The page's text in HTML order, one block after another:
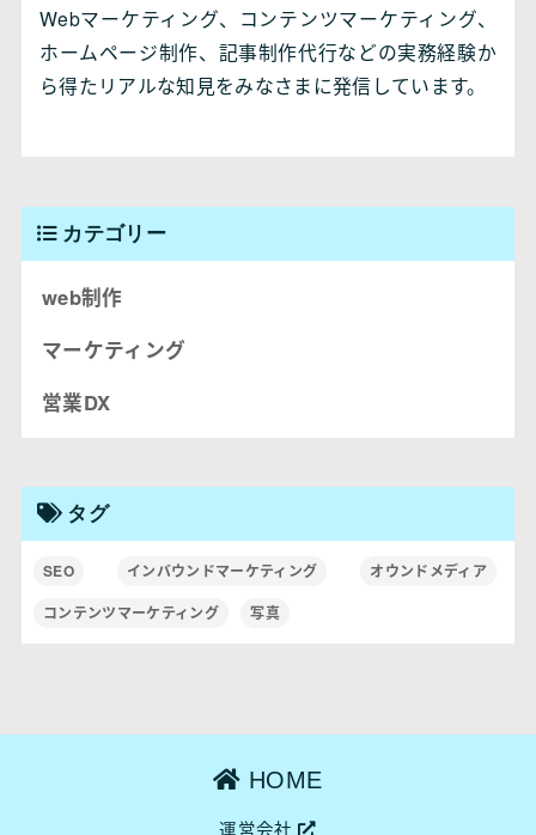
Webマーケティング、コンテンツマーケティング、
ホームページ制作、記事制作代行などの実務経験か
ら得たリアルな知見をみなさまに発信しています。
カテゴリー
web制作
マーケティング
営業DX
タグ
SEO インバウンドマーケティング
オウンドメディア
コンテンツマーケティング
写真
HOME
運営会社